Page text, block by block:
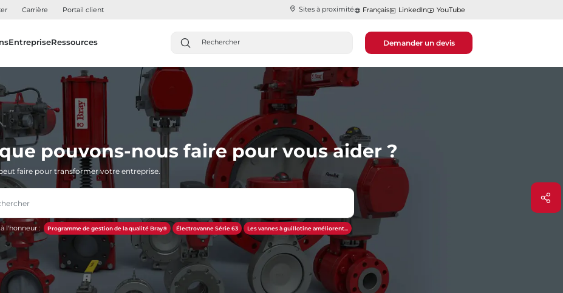
Carrière Portail client Sites à proximité Français LinkedIn YouTube
EntrepriseRessources Demander un devis
pouvons-nous faire pour vous aider ?
faire pour transformer votre entreprise.
l'honneur : Programme de gestion de la qualité Bray® Électrovanne Série 63 Les vannes à guillotine améliorent...